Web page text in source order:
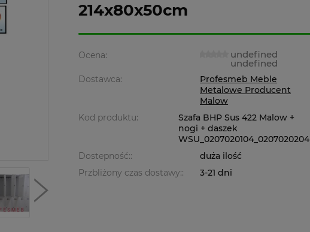
214x80x50cm
Ocena: undefined
undefined
Dostawca:
Profesmeb Meble
Metalowe Producent
Malow
Kod produktu:
Szafa BHP Sus 422 Malow +
nogi + daszek
WSU_0207020104_0207020204
Dostepność::
duża ilość
Przbliżony czas dostawy::
3-21 dni